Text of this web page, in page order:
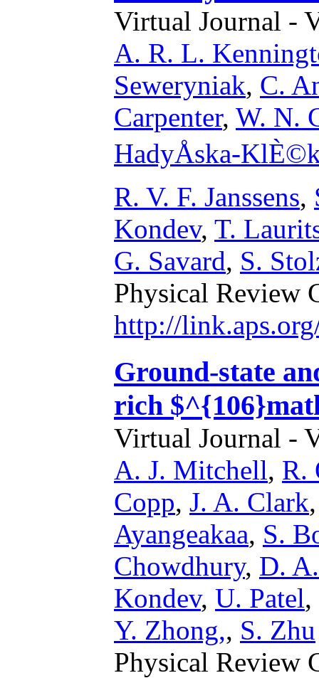
Virtual Journal -
A. R. L.
Seweryniak, C.
Carpenter, W. N.
HadyÅska-
R. V. F. Janssens,
Kondev, T.
G. Savard, S.
Physical Review
http://
Ground-state
rich
Virtual Journal -
A. J. Mitchell, R.
Copp, J. A. Clark
Ayangeakaa, S.
Chowdhury, D.
Kondev, U. Patel,
Y. Zhong,, S. Zhu
Physical Review